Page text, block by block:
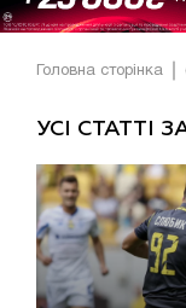
Головна сторінка
УСІ СТАТТІ